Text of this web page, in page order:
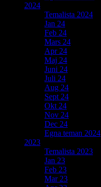
2024
Temalista 2024
Jan 24
Feb 24
Mars 24
Apr 24
Maj 24
Juni 24
Juli 24
Aug 24
Sept 24
Okt 24
Nov 24
Dec 24
Egna teman 2024
2023
Temalista 2023
Jan 23
Feb 23
Mar 23